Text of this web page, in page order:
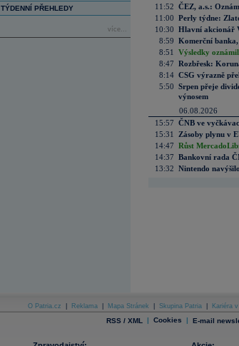
TÝDENNÍ PŘEHLEDY
více...
11:52 ČEZ, a.s.:
11:00 Perly týdne:
10:30 Hlavní akcionář
8:59 Komerční
8:51
Výsledky
8:47 Rozbřesk:
8:14 CSG výrazně
5:50 Srpen přeje
výnosem
06.08.2026
15:57 ČNB ve
15:31
Zásoby plynu v
14:47 Růst
14:37 Bankovní rada
13:32 Nintendo
O Patria.cz Reklama Mapa Stránek Skupina Patria Kariéra
RSS / XML | Cookies | E-mail